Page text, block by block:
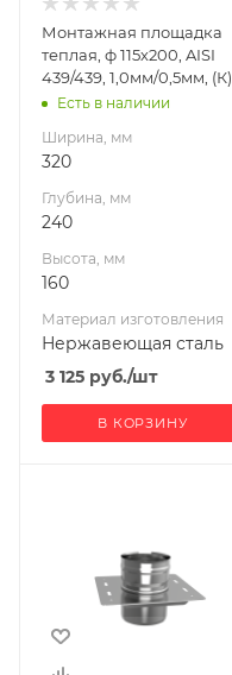
Нержавеющая
сталь
Производитель
УМК
Монтажная площадка
теплая, ф 115х200, AISI
439/439, 1,0мм/0,5мм, (К),
(пл.240х320)
Есть в наличии
Ширина, мм
320
Глубина, мм
240
Высота, мм
160
Материал изготовления
Нержавеющая сталь
3 125 руб./шт
В КОРЗИНУ
Глубина, мм
Высота, мм
160